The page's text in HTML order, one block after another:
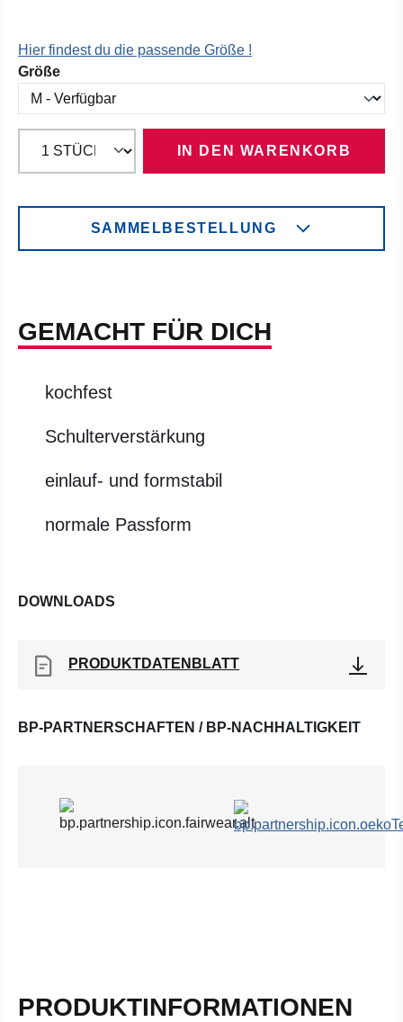
Hier findest du die passende Größe !
Größeauswählen
IN DEN WARENKORB
SAMMELBESTELLUNG
GEMACHT FÜR DICH
kochfest
Schulterverstärkung
einlauf- und formstabil
normale Passform
DOWNLOADS
PRODUKTDATENBLATT
BP-PARTNERSCHAFTEN / BP-NACHHALTIGKEIT
PRODUKTINFORMATIONEN